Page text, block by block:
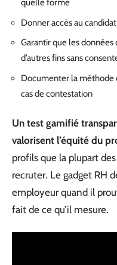
quelle forme
Donner accès au
Garantir que les
d’autres fins sans
Documenter la méthode
cas de contestation
Un test gamifié
valorisent l’équité du
profils que la plupart
recruter. Le gadget RH
employeur quand il
fait de ce qu’il mesure.